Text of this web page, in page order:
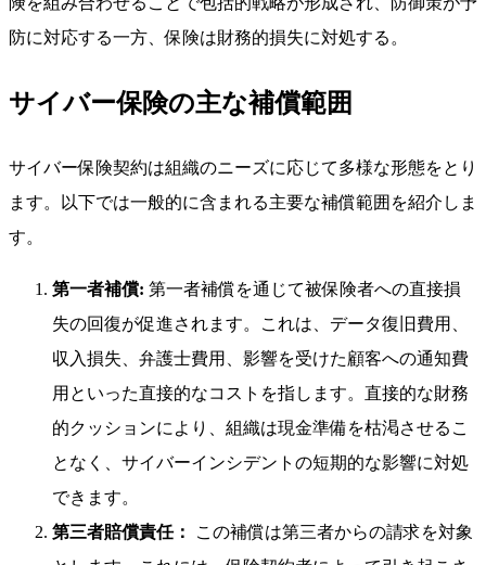
防に対応する一方、保険は財務的損失に対処する。
サイバー保険の主な補償範囲
サイバー保険契約は組織のニーズに応じて多様な形態をとり
ます。以下では一般的に含まれる主要な補償範囲を紹介しま
す。
第一者補償: 第一者補償を通じて被保険者への直接損
失の回復が促進されます。これは、データ復旧費用、
収入損失、弁護士費用、影響を受けた顧客への通知費
用といった直接的なコストを指します。直接的な財務
的クッションにより、組織は現金準備を枯渇させるこ
となく、サイバーインシデントの短期的な影響に対処
できます。
第三者賠償責任：
この補償は第三者からの請求を対象